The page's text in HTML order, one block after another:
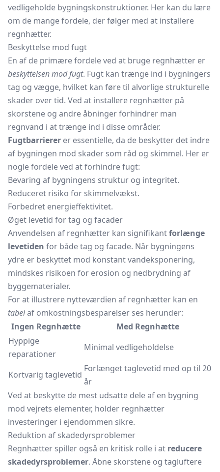
vedligeholde bygningskonstruktioner. Her kan du lære
om de mange fordele, der følger med at installere
regnhætter.
Beskyttelse mod fugt
En af de primære fordele ved at bruge regnhætter er
beskyttelsen mod fugt. Fugt kan trænge ind i bygningers
tag og vægge, hvilket kan føre til alvorlige strukturelle
skader over tid. Ved at installere regnhætter på
skorstene og andre åbninger forhindrer man
regnvand i at trænge ind i disse områder.
Fugtbarrierer er essentielle, da de beskytter det indre
af bygningen mod skader som råd og skimmel. Her er
nogle fordele ved at forhindre fugt:
Bevaring af bygningens struktur og integritet.
Reduceret risiko for skimmelvækst.
Forbedret energieffektivitet.
Øget levetid for tag og facader
Anvendelsen af regnhætter kan signifikantforlænge
levetiden for både tag og facade. Når bygningens
ydre er beskyttet mod konstant vandeksponering,
mindskes risikoen for erosion og nedbrydning af
byggematerialer.
For at illustrere nytteværdien af regnhætter kan en
tabelaf omkostningsbesparelser ses herunder:
Ingen Regnhætte
Med Regnhætte
Hyppige
reparationer
Minimal vedligeholdelse
Kortvarig taglevetid
Forlænget taglevetid med op til 20
år
Ved at beskytte de mest udsatte dele af en bygning
mod vejrets elementer, holder regnhætter
investeringer i ejendommen sikre.
Reduktion af skadedyrsproblemer
Regnhætter spiller også en kritisk rolle i at reducere
skadedyrsproblemer. Åbne skorstene og tagluftere